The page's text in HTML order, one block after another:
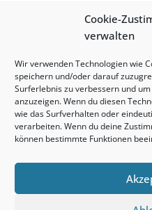
Cookie-
verwalten
Wir verwenden Technologien wie
speichern und/oder darauf
Surferlebnis zu verbessern und
anzuzeigen. Wenn du diesen
wie das Surfverhalten oder
verarbeiten. Wenn du deine
können bestimmte Funktionen
Borggrefe, Alle Rechte vorbehalten
Impressum
Datenschutzerklärung